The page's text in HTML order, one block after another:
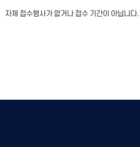
자체 접수행사가 없거나 접수 기간이 아닙니다.